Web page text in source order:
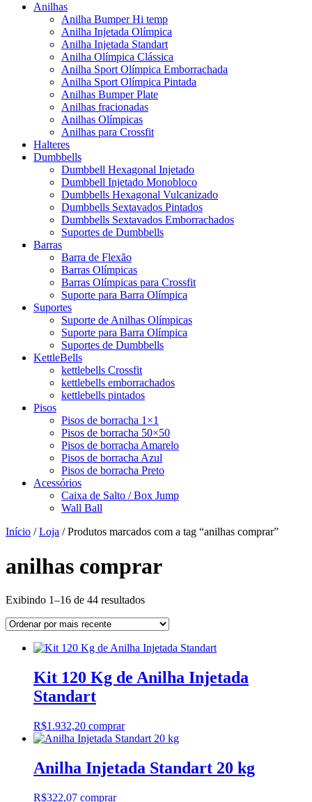
Anilhas
Anilha Bumper Hi temp
Anilha Injetada Olímpica
Anilha Injetada Standart
Anilha Olímpica Clássica
Anilha Sport Olímpica Emborrachada
Anilha Sport Olímpica Pintada
Anilhas Bumper Plate
Anilhas fracionadas
Anilhas Olímpicas
Anilhas para Crossfit
Halteres
Dumbbells
Dumbbell Hexagonal Injetado
Dumbbell Injetado Monobloco
Dumbbells Hexagonal Vulcanizado
Dumbbells Sextavados Pintados
Dumbbells Sextavados Emborrachados
Suportes de Dumbbells
Barras
Barra de Flexão
Barras Olímpicas
Barras Olímpicas para Crossfit
Suporte para Barra Olímpica
Suportes
Suporte de Anilhas Olímpicas
Suporte para Barra Olímpica
Suportes de Dumbbells
KettleBells
kettlebells Crossfit
kettlebells emborrachados
kettlebells pintados
Pisos
Pisos de borracha 1×1
Pisos de borracha 50×50
Pisos de borracha Amarelo
Pisos de borracha Azul
Pisos de borracha Preto
Acessórios
Caixa de Salto / Box Jump
Wall Ball
Início /Loja / Produtos marcados com a tag “anilhas comprar”
anilhas comprar
Exibindo 1–16 de 44 resultadosClassificado
mais
Kit 120 Kg de Anilha Injetada
Standart
R$1.932,20 comprar
Anilha Injetada Standart 20 kg
R$322,07 comprar